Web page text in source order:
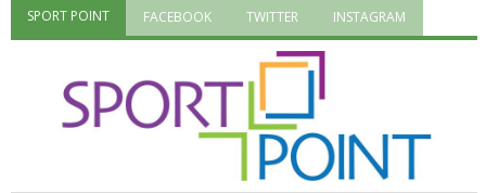
"Superare gli ostacoli": la relazione di Tiziano Pesce al CN Uisp
SPORT POINT FACEBOOK TWITTER INSTAGRAM